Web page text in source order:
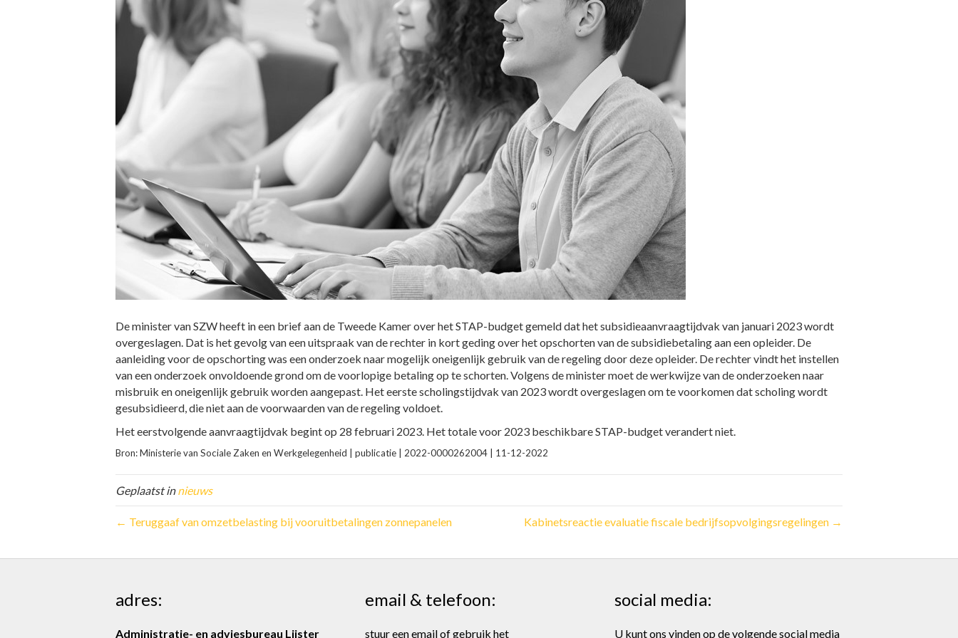
De minister van SZW heeft in een brief aan de Tweede Kamer over het STAP-budget gemeld dat het subsidieaanvraagtijdvak van januari 2023 wordt
overgeslagen. Dat is het gevolg van een uitspraak van de rechter in kort geding over het opschorten van de subsidiebetaling aan een opleider. De
aanleiding voor de opschorting was een onderzoek naar mogelijk oneigenlijk gebruik van de regeling door deze opleider. De rechter vindt het instellen
van een onderzoek onvoldoende grond om de voorlopige betaling op te schorten. Volgens de minister moet de werkwijze van de onderzoeken naar
misbruik en oneigenlijk gebruik worden aangepast. Het eerste scholingstijdvak van 2023 wordt overgeslagen om te voorkomen dat scholing wordt
gesubsidieerd, die niet aan de voorwaarden van de regeling voldoet.
Het eerstvolgende aanvraagtijdvak begint op 28 februari 2023. Het totale voor 2023 beschikbare STAP-budget verandert niet.
Bron: Ministerie van Sociale Zaken en Werkgelegenheid | publicatie | 2022-0000262004 | 11-12-2022
Geplaatst innieuws
← Teruggaaf van omzetbelasting bij vooruitbetalingen zonnepanelen Kabinetsreactie evaluatie fiscale bedrijfsopvolgingsregelingen →
adres:
Administratie- en adviesbureau Lijster
email & telefoon:
stuur een email of gebruik het
social media:
U kunt ons vinden op de volgende social media